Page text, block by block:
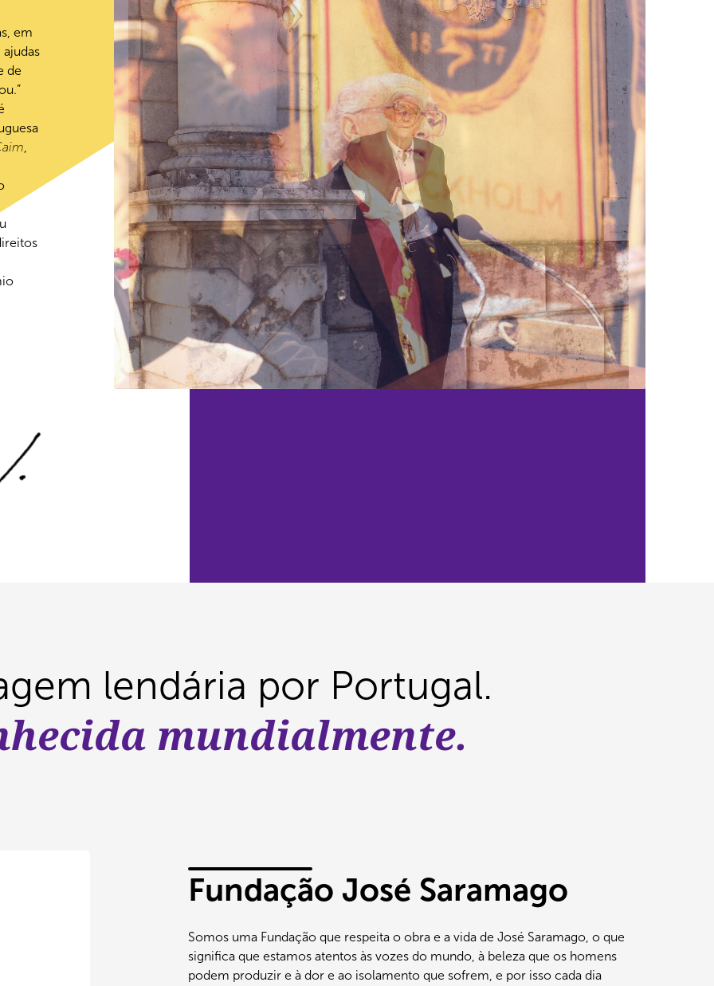
em
de
,
lendária por Portugal.
mundialmente.
Fundação José Saramago
Somos uma Fundação que respeita o obra e a vida de José Saramago, o que
significa que estamos atentos às vozes do mundo, à beleza que os homens
podem produzir e à dor e ao isolamento que sofrem, e por isso cada dia